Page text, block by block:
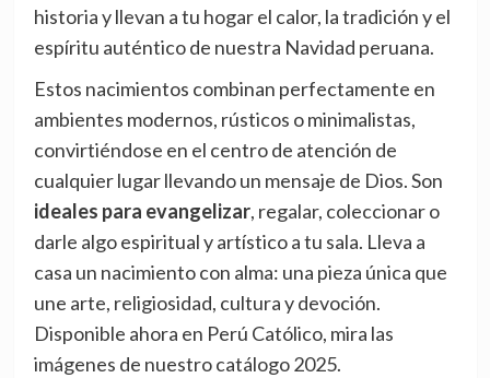
historia y llevan a tu hogar el calor, la tradición y el
espíritu auténtico de nuestra Navidad peruana.
Estos nacimientos combinan perfectamente en
ambientes modernos, rústicos o minimalistas,
convirtiéndose en el centro de atención de
cualquier lugar llevando un mensaje de Dios. Son
ideales para evangelizar, regalar, coleccionar o
darle algo espiritual y artístico a tu sala. Lleva a
casa un nacimiento con alma: una pieza única que
une arte, religiosidad, cultura y devoción.
Disponible ahora en Perú Católico, mira las
imágenes de nuestro catálogo 2025.